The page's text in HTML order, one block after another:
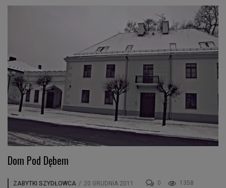
Dom Pod Dębem
ZABYTKI SZYDŁOWCA / 20 GRUDNIA 2011 0 1358